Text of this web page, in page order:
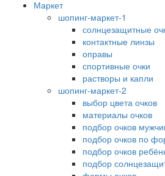
Маркет
шопинг-маркет-1
солнцезащитные
контактные линзы
оправы
спортивные очки
растворы и капли
шопинг-маркет-2
выбор цвета очков
материалы очков
подбор очков
подбор очков по
подбор очков
подбор